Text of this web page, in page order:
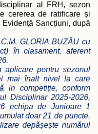
al FRH, sezon
cererea de ratificare și
Sancțiuni, după
GLORIA BUZĂU cu
în clasament, aferent
pentru sezonul
mai înalt nivel la care
in competiție, conform
Disciplinar 2025-2026,
echipa de Junioare 1
doar 21 de puncte,
depășește numărul